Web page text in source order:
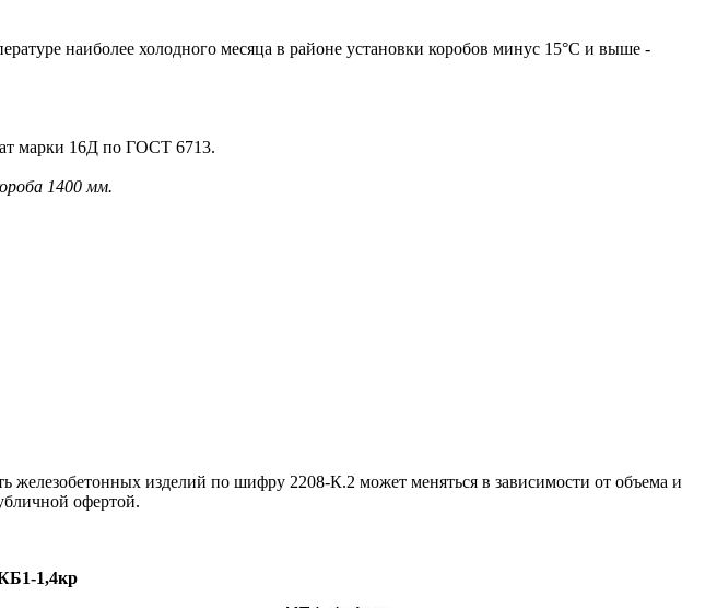
наиболее холодного месяца в районе установки коробов минус 15°С и выше -
марки 16Д по ГОСТ 6713.
1400 мм.
изделий по шифру 2208-К.2 может меняться в зависимости от объема и
офертой.
1,4кр